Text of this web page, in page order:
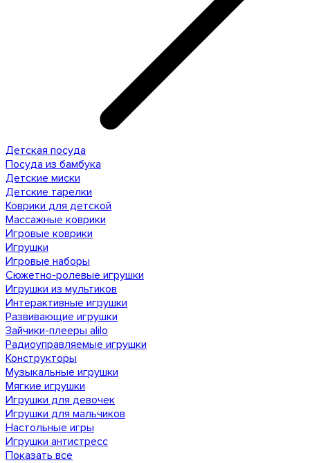
Детская посуда
Посуда из бамбука
Детские миски
Детские тарелки
Коврики для детской
Массажные коврики
Игровые коврики
Игрушки
Игровые наборы
Сюжетно-ролевые игрушки
Игрушки из мультиков
Интерактивные игрушки
Развивающие игрушки
Зайчики-плееры alilo
Радиоуправляемые игрушки
Конструкторы
Музыкальные игрушки
Мягкие игрушки
Игрушки для девочек
Игрушки для мальчиков
Настольные игры
Игрушки антистресс
Показать все